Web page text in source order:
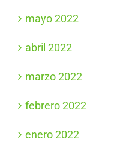
mayo 2022
abril 2022
marzo 2022
febrero 2022
enero 2022